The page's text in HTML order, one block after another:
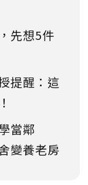
先想5件
提醒：這
當鄰
變養老房